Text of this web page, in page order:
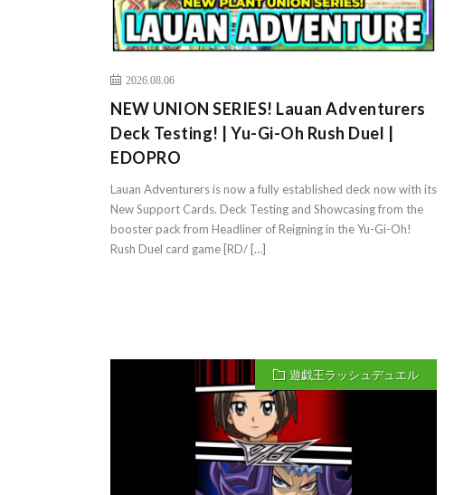
2026.08.06
NEW UNION SERIES! Lauan Adventurers
Deck Testing! | Yu-Gi-Oh Rush Duel |
EDOPRO
Lauan Adventurers is now a fully established deck now with its
New Support Cards. Deck Testing and Showcasing from the
booster pack from Headliner of Reigning in the Yu-Gi-Oh!
Rush Duel card game [RD/ […]
遊戯王ラッシュデュエル